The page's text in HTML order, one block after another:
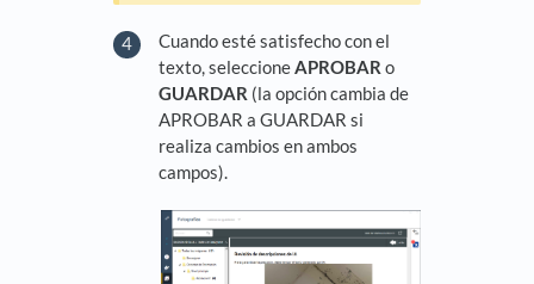
Cuando esté satisfecho con el
texto, seleccioneAPROBAR o
GUARDAR (la opción cambia de
APROBAR a GUARDAR si
realiza cambios en ambos
campos).